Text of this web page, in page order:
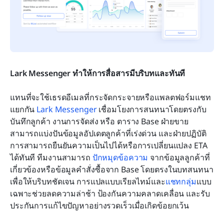
Lark Messenger ทำให้การสื่อสารมีบริบทและทันที
แทนที่จะใช้เธรดอีเมลที่กระจัดกระจายหรือแพลตฟอร์มแชท
แยกกัน Lark Messenger เชื่อมโยงการสนทนาโดยตรงกับ
บันทึกลูกค้า งานการจัดส่ง หรือ ตาราง Base ฝ่ายขาย
สามารถแบ่งปันข้อมูลอัปเดตลูกค้าที่เร่งด่วน และฝ่ายปฏิบัติ
การสามารถยืนยันความเป็นไปได้หรือการเปลี่ยนแปลง ETA
ได้ทันที ทีมงานสามารถ ปักหมุดข้อความ จากข้อมูลลูกค้าที่
เกี่ยวข้องหรือข้อมูลคำสั่งซื้อจาก Base โดยตรงในบทสนทนา
เพื่อให้บริบทชัดเจน การแปลแบบเรียลไทม์และแชทกลุ่มแบบ
เฉพาะช่วยลดความล่าช้า ป้องกันความคลาดเคลื่อน และรับ
ประกันการแก้ไขปัญหาอย่างรวดเร็วเมื่อเกิดข้อยกเว้น